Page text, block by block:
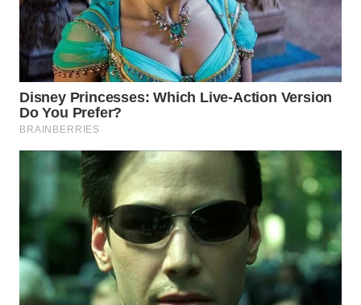
DANAU
TOBA
WN
NIAS
WN
TAPANULI
SELATAN
TANJUNG
LESUNG